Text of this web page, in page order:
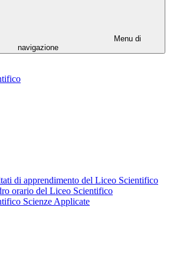
Menu di
navigazione
di apprendimento del Liceo Scientifico
orario del Liceo Scientifico
Scienze Applicate